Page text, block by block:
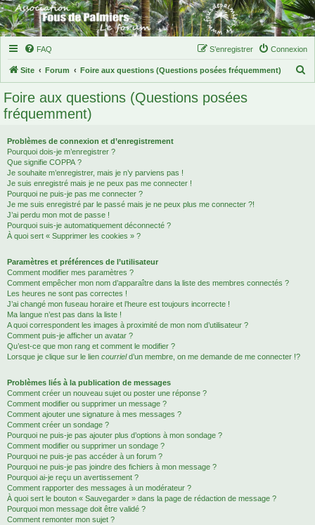
FAQ Connexion
S’enregistrer
Site Forum Foire aux questions (Questions posées fréquemment)
Foire aux questions (Questions posées
fréquemment)
Problèmes de connexion et d’enregistrement
Pourquoi dois-je m’enregistrer ?
Que signifie COPPA ?
Je souhaite m’enregistrer, mais je n’y parviens pas !
Je suis enregistré mais je ne peux pas me connecter !
Pourquoi ne puis-je pas me connecter ?
Je me suis enregistré par le passé mais je ne peux plus me connecter ?!
J’ai perdu mon mot de passe !
Pourquoi suis-je automatiquement déconnecté ?
À quoi sert « Supprimer les cookies » ?
Paramètres et préférences de l’utilisateur
Comment modifier mes paramètres ?
Comment empêcher mon nom d’apparaître dans la liste des membres connectés ?
Les heures ne sont pas correctes !
J’ai changé mon fuseau horaire et l’heure est toujours incorrecte !
Ma langue n’est pas dans la liste !
A quoi correspondent les images à proximité de mon nom d’utilisateur ?
Comment puis-je afficher un avatar ?
Qu’est-ce que mon rang et comment le modifier ?
Lorsque je clique sur le lien courrield’un membre, on me demande de me connecter !?
Problèmes liés à la publication de messages
Comment créer un nouveau sujet ou poster une réponse ?
Comment modifier ou supprimer un message ?
Comment ajouter une signature à mes messages ?
Comment créer un sondage ?
Pourquoi ne puis-je pas ajouter plus d’options à mon sondage ?
Comment modifier ou supprimer un sondage ?
Pourquoi ne puis-je pas accéder à un forum ?
Pourquoi ne puis-je pas joindre des fichiers à mon message ?
Pourquoi ai-je reçu un avertissement ?
Comment rapporter des messages à un modérateur ?
À quoi sert le bouton « Sauvegarder » dans la page de rédaction de message ?
Pourquoi mon message doit être validé ?
Comment remonter mon sujet ?